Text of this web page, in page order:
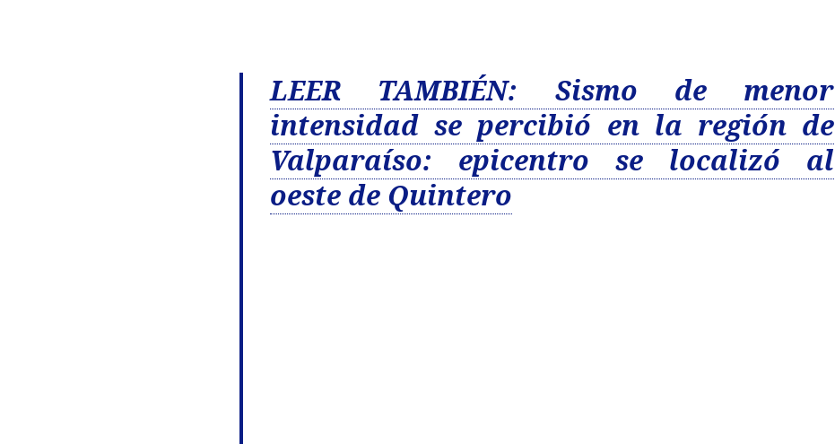
LEER TAMBIÉN: Sismo de menor
intensidad se percibió en la región de
Valparaíso: epicentro se localizó al
oeste de Quintero